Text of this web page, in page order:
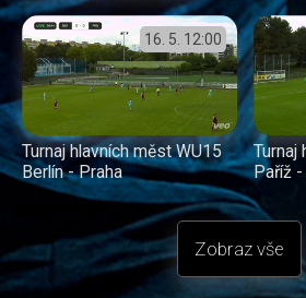
16. 5. 12:00
Turnaj hlavních měst WU15
Berlín - Praha
Turnaj
Paříž -
Zobraz vše